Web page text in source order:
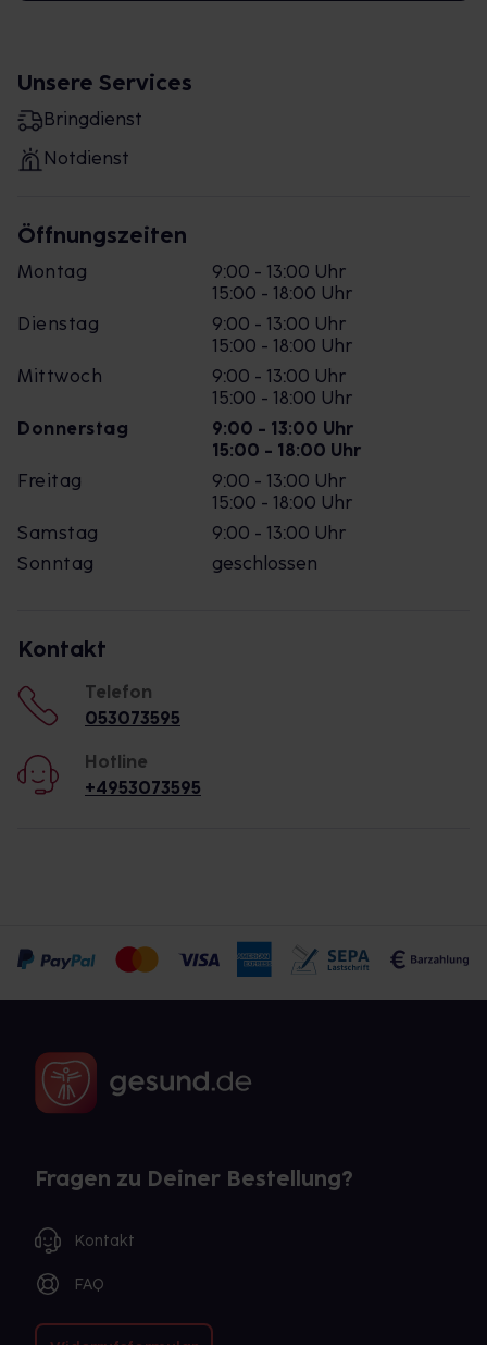
Unsere Services
Bringdienst
Notdienst
Öffnungszeiten
Montag
9:00 - 13:00 Uhr
15:00 - 18:00 Uhr
Dienstag
9:00 - 13:00 Uhr
15:00 - 18:00 Uhr
Mittwoch
9:00 - 13:00 Uhr
15:00 - 18:00 Uhr
Donnerstag
9:00 - 13:00 Uhr
15:00 - 18:00 Uhr
Freitag
9:00 - 13:00 Uhr
15:00 - 18:00 Uhr
Samstag
9:00 - 13:00 Uhr
Sonntag
geschlossen
Kontakt
Telefon
053073595
Hotline
+4953073595
Fragen zu Deiner Bestellung?
Kontakt
FAQ